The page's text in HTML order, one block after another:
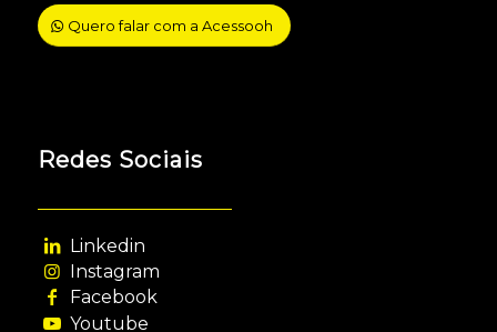
Quero falar com a Acessooh
Redes Sociais
Linkedin
Instagram
Facebook
Youtube